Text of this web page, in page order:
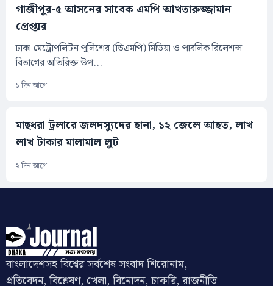
গাজীপুর-৫ আসনের সাবেক এমপি আখতারুজ্জামান
গ্রেপ্তার
ঢাকা মেট্রোপলিটন পুলিশের (ডিএমপি) মিডিয়া ও পাবলিক রিলেশন্স
বিভাগের অতিরিক্ত উপ...
১ দিন আগে
মাছধরা ট্রলারে জলদস্যুদের হানা, ১২ জেলে আহত, লাখ
লাখ টাকার মালামাল লুট
২ দিন আগে
বাংলাদেশসহ বিশ্বের সর্বশেষ সংবাদ শিরোনাম,
প্রতিবেদন, বিশ্লেষণ, খেলা, বিনোদন, চাকরি, রাজনীতি